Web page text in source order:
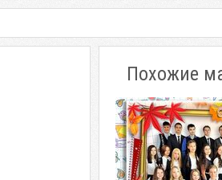
Похожие